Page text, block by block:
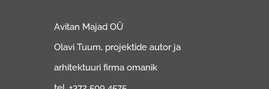
Avitan Majad OÜ
Olavi Tuum, projektide autor ja
arhitektuuri firma omanik